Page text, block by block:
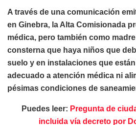
A través de una comunicación
en Ginebra, la Alta Comisionada
médica, pero también como
consterna que haya niños que
suelo y en instalaciones que
adecuado a atención médica ni
pésimas condiciones de
Puedes leer: Pregunta de
incluida vía decreto por